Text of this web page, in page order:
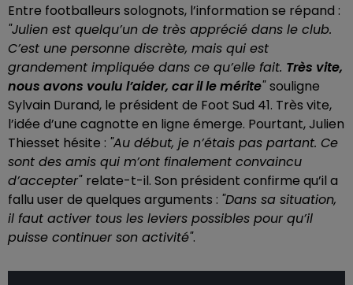
Entre footballeurs solognots, l’information se répand :
"Julien est quelqu’un de très apprécié dans le club.
C’est une personne discrète, mais qui est
grandement impliquée dans ce qu’elle fait. Très vite,
nous avons voulu l’aider, car il le mérite"souligne
Sylvain Durand, le président de Foot Sud 41. Très vite,
l’idée d’une cagnotte en ligne émerge. Pourtant, Julien
Thiesset hésite : "Au début, je n’étais pas partant. Ce
sont des amis qui m’ont finalement convaincu
d’accepter" relate-t-il. Son président confirme qu’il a
fallu user de quelques arguments : "Dans sa situation,
il faut activer tous les leviers possibles pour qu’il
puisse continuer son activité".